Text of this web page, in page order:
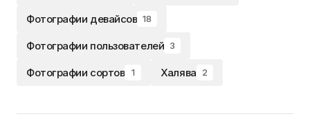
Фотографии девайсов 18
Фотографии пользователей 3
Фотографии сортов 1 Халява 2